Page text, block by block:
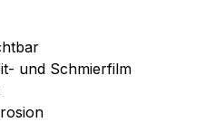
und Schmierfilm